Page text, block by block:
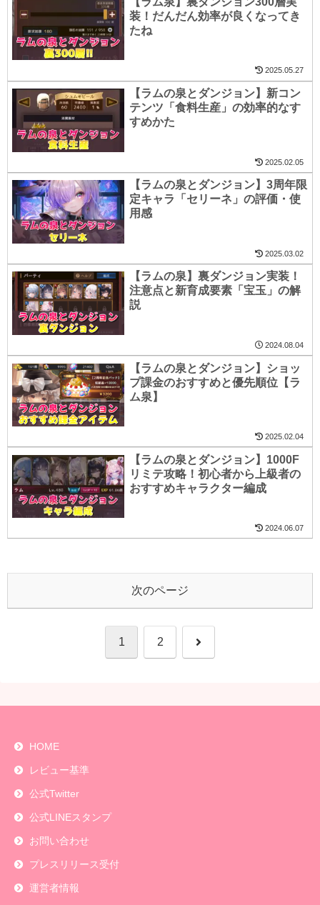
装！だんだん効率が良くなってき
たね
2025.05.27
【ラムの泉とダンジョン】新コン
テンツ「食料生産」の効率的なす
すめかた
2025.02.05
【ラムの泉とダンジョン】3周年限
定キャラ「セリーネ」の評価・使
用感
2025.03.02
【ラムの泉】裏ダンジョン実装！
注意点と新育成要素「宝玉」の解
説
2024.08.04
【ラムの泉とダンジョン】ショッ
プ課金のおすすめと優先順位【ラ
ム泉】
2025.02.04
【ラムの泉とダンジョン】1000F
リミテ攻略！初心者から上級者の
おすすめキャラクター編成
2024.06.07
次のページ
1 2 次
HOME
レビュー基準
公式Twitter
公式LINEスタンプ
お問い合わせ
プレスリリース受付
運営者情報